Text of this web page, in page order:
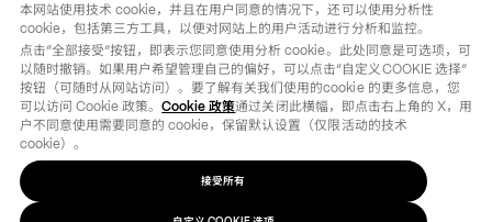
OTB SPA - ALL RIGHTS RESERVED - VAT IT01571110244
法律条款
本网站使用技术 cookie，并且在用户同意的情况下，还可以使用分析性
cookie，包括第三方工具，以便对网站上的用户活动进行分析和监控。
点击“全部接受”按钮，即表示您同意使用分析 cookie。此处同意是可选项，可
以随时撤销。如果用户希望管理自己的偏好，可以点击“自定义COOKIE 选择”
按钮（可随时从网站访问）。要了解有关我们使用的cookie 的更多信息，您
可以访问 Cookie 政策。Cookie 政策通过关闭此横幅，即点击右上角的 X，用
户不同意使用需要同意的 cookie，保留默认设置（仅限活动的技术
cookie）。
接受所有